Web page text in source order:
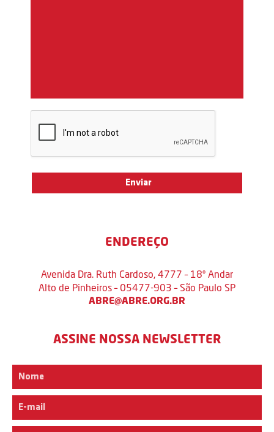
ENDEREÇO
Avenida Dra. Ruth Cardoso, 4777 – 18º Andar
Alto de Pinheiros – 05477-903 – São Paulo SP
ABRE@ABRE.ORG.BR
ASSINE NOSSA NEWSLETTER